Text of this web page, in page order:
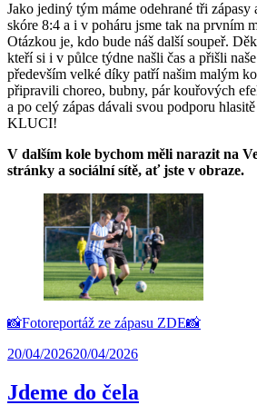
Jako jediný tým máme odehrané tři zápasy
skóre 8:4 a i v poháru jsme tak na prvním
Otázkou je, kdo bude náš další soupeř.
kteří si i v půlce týdne našli čas a přišli
především velké díky patří našim malým
připravili choreo, bubny, pár kouřových
a po celý zápas dávali svou podporu
KLUCI!
V dalším kole bychom měli narazit na
stránky a sociální sítě, ať jste v obraze.
📸Fotoreportáž ze zápasu ZDE📸
20/04/202620/04/2026
Jdeme do čela